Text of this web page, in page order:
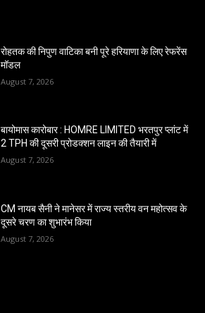
रोहतक की निपुण वाटिका बनी पूरे हरियाणा के लिए रेफरेंस
मॉडल
August 7, 2026
बायोमास कारोबार : HOMRE LIMITED भरतपुर प्लांट में
2 TPH की दूसरी प्रोडक्शन लाइन की तैयारी में
August 7, 2026
CM नायब सैनी ने मानेसर में राज्य स्तरीय वन महोत्सव के
दूसरे चरण का शुभारंभ किया
August 7, 2026